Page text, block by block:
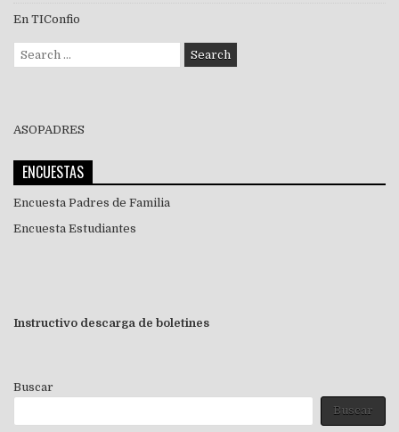
En TIConfio
Search
for:
ASOPADRES
ENCUESTAS
Encuesta Padres de Familia
Encuesta Estudiantes
Instructivo descarga de boletines
Buscar
Buscar